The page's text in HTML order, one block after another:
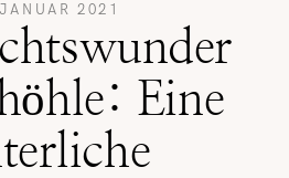
2021
Eine
SHOP